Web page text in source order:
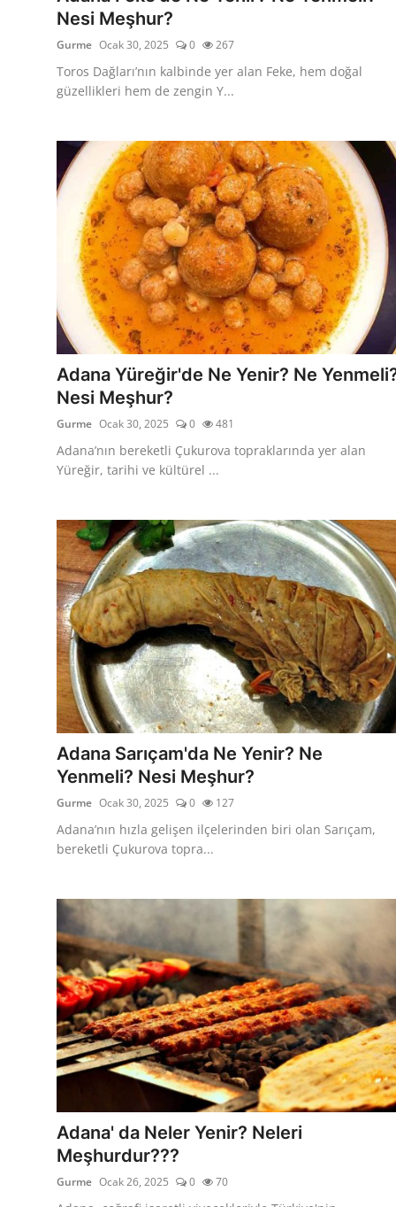
Nesi Meşhur?
Gurme Ocak 30, 2025 0 267
Toros Dağları’nın kalbinde yer alan Feke, hem doğal
güzellikleri hem de zengin Y...
Adana Yüreğir'de Ne Yenir? Ne
Nesi Meşhur?
Gurme Ocak 30, 2025 0 481
Adana’nın bereketli Çukurova topraklarında yer alan
Yüreğir, tarihi ve kültürel ...
Adana Sarıçam'da Ne Yenir? Ne
Yenmeli? Nesi Meşhur?
Gurme Ocak 30, 2025 0 127
Adana’nın hızla gelişen ilçelerinden biri olan Sarıçam,
bereketli Çukurova topra...
Adana' da Neler Yenir? Neleri
Meşhurdur???
Gurme Ocak 26, 2025 0 70